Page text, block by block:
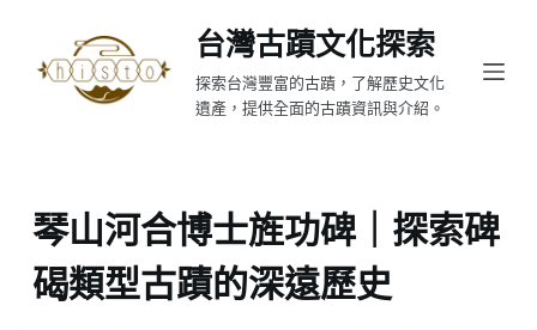
至
台灣古蹟文化探索
探索台灣豐富的古蹟，了解歷史文化
遺產，提供全面的古蹟資訊與介紹。
琴山河合博士旌功碑｜探索碑
碣類型古蹟的深遠歷史